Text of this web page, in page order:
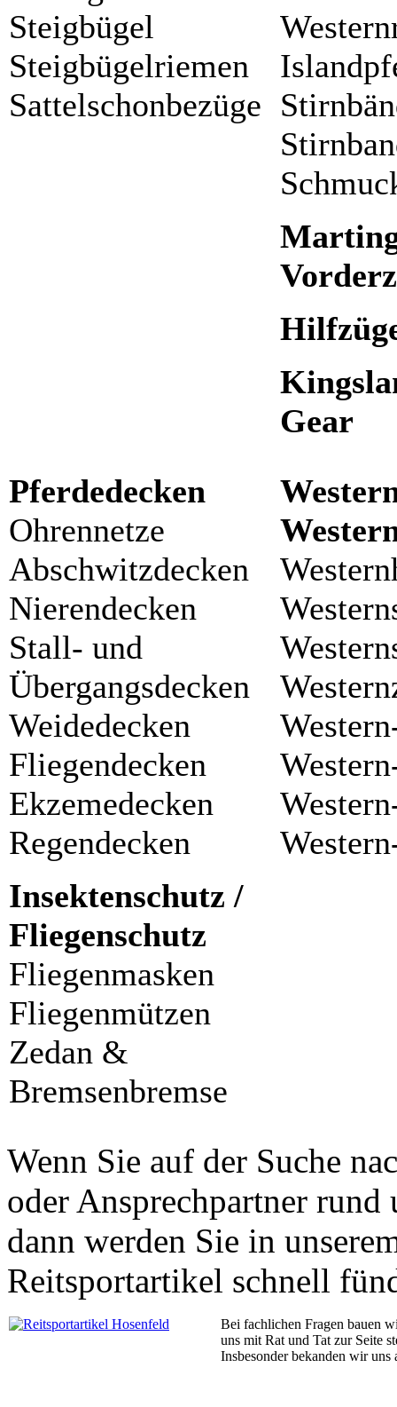
Steigbügel
Steigbügelriemen
Sattelschonbezüge
Gear
Pferdedecken
Ohrennetze
Abschwitzdecken
Nierendecken
Stall- und
Übergangsdecken
Weidedecken
Fliegendecken
Ekzemedecken
Regendecken
Insektenschutz /
Fliegenschutz
Fliegenmasken
Fliegenmützen
Zedan &
Bremsenbremse
Wenn Sie auf der Suche
oder Ansprechpartner
dann werden Sie in
Reitsportartikel schnell
Bei fachlichen Fragen bauen
uns mit Rat und Tat zur Seite
Insbesonder bekanden wir uns